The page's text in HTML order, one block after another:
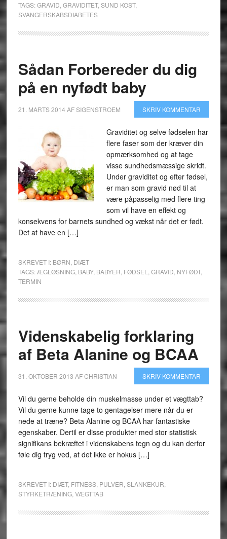
TAGS:GRAVID GRAVIDITET, SUND KOST,
SVANGERSKABSDIABETES
Sådan Forbereder du dig
på en nyfødt baby
21. MARTS 2014 AFSIGENSTROEM SKRIV KOMMENTAR
Graviditet og selve fødselen har
flere faser som der kræver din
opmærksomhed og at tage
visse sundhedsmæssige skridt.
Under graviditet og efter fødsel,
er man som gravid nød til at
være påpasselig med flere ting
som vil have en effekt og
konsekvens for barnets sundhed og vækst når det er født.
Det at have en […]
SKREVET I: BØRN DIÆT
TAGS:ÆGLØSNING, BABY, BABYER FØDSEL GRAVID NYFØDT,
TERMIN
Videnskabelig forklaring
af Beta Alanine og BCAA
31. OKTOBER 2013 AFCHRISTIAN SKRIV KOMMENTAR
Vil du gerne beholde din muskelmasse under et vægttab?
Vil du gerne kunne tage to gentagelser mere når du er
nede at træne? Beta Alanine og BCAA har fantastiske
egenskaber. Dertil er disse produkter med stor statistisk
signifikans bekræftet i videnskabens tegn og du kan derfor
føle dig tryg ved, at det ikke er hokus […]
SKREVET I: DIÆT, FITNESS, PULVER SLANKEKUR
STYRKETRÆNING, VÆGTTAB